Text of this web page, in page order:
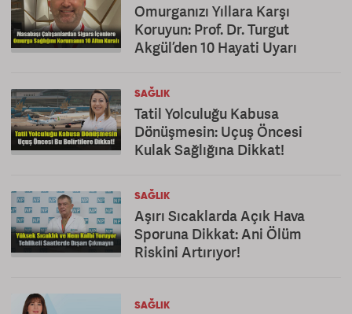
Omurganızı Yıllara Karşı
Koruyun: Prof. Dr. Turgut
Akgül’den 10 Hayati Uyarı
SAĞLIK
Tatil Yolculuğu Kabusa
Dönüşmesin: Uçuş Öncesi
Kulak Sağlığına Dikkat!
SAĞLIK
Aşırı Sıcaklarda Açık Hava
Sporuna Dikkat: Ani Ölüm
Riskini Artırıyor!
SAĞLIK